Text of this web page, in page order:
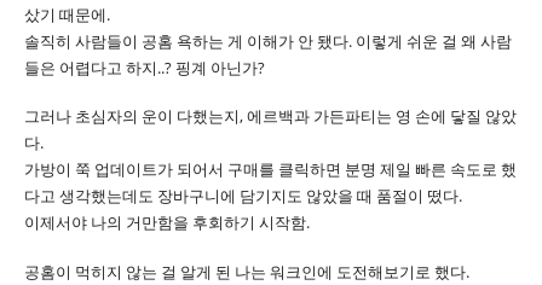
샀기 때문에.
솔직히 사람들이 공홈 욕하는 게 이해가 안 됐다. 이렇게 쉬운 걸 왜 사람
들은 어렵다고 하지..? 핑계 아닌가?
그러나 초심자의 운이 다했는지, 에르백과 가든파티는 영 손에 닿질 않았
다.
가방이 쭉 업데이트가 되어서 구매를 클릭하면 분명 제일 빠른 속도로 했
다고 생각했는데도 장바구니에 담기지도 않았을 때 품절이 떴다.
이제서야 나의 거만함을 후회하기 시작함.
공홈이 먹히지 않는 걸 알게 된 나는 워크인에 도전해보기로 했다.